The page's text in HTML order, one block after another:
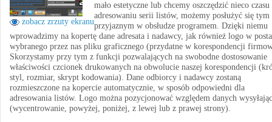
zobacz zrzuty ekranu
mało estetyczne lub chcemy oszczędzić nieco
adresowaniu serii listów, możemy posłużyć się tym
przyjaznym w obsłudze programem. Dzięki niemu
wprowadzimy na kopertę dane adresata i nadawcy, jak również logo w
wybranego przez nas pliku graficznego (przydatne w korespondencji
Skorzystamy przy tym z funkcji pozwalających na swobodne dostosowanie
właściwości czcionek drukowanych na obwolucie naszej korespondencji
styl, rozmiar, skrypt kodowania). Dane odbiorcy i nadawcy zostaną
rozmieszczone na kopercie automatycznie, w sposób odpowiedni dla
adresowania listów. Logo można pozycjonować względem danych
(wycentrowanie, powyżej, poniżej, z lewej lub z prawej strony).